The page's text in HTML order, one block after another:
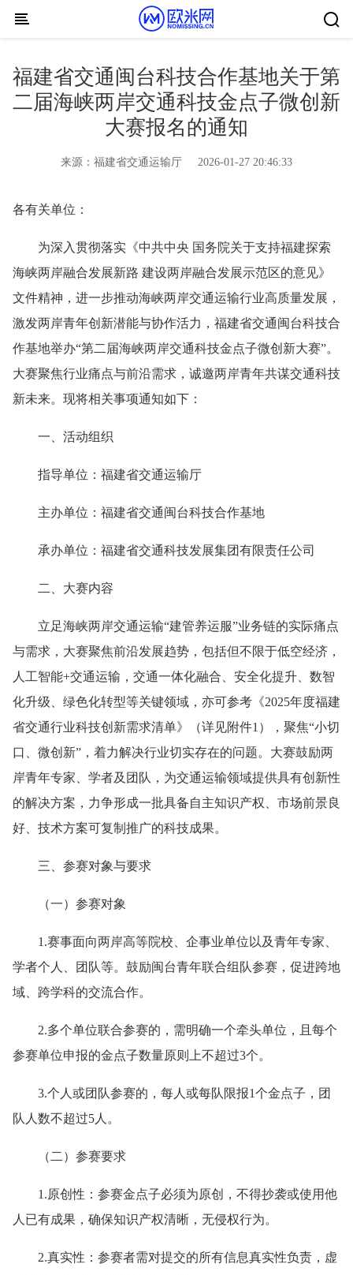
Skip to content
福建省交通闽台科技合作基地关于第
二届海峡两岸交通科技金点子微创新
大赛报名的通知
来源： 福建省交通运输厅 2026-01-27 20:46:33
各有关单位：
为深入贯彻落实《中共中央 国务院关于支持福建探索
海峡两岸融合发展新路 建设两岸融合发展示范区的意见》
文件精神，进一步推动海峡两岸交通运输行业高质量发展，
激发两岸青年创新潜能与协作活力，福建省交通闽台科技合
作基地举办“第二届海峡两岸交通科技金点子微创新大赛”。
大赛聚焦行业痛点与前沿需求，诚邀两岸青年共谋交通科技
新未来。现将相关事项通知如下：
一、活动组织
指导单位：福建省交通运输厅
主办单位：福建省交通闽台科技合作基地
承办单位：福建省交通科技发展集团有限责任公司
二、大赛内容
立足海峡两岸交通运输“建管养运服”业务链的实际痛点
与需求，大赛聚焦前沿发展趋势，包括但不限于低空经济，
人工智能+交通运输，交通一体化融合、安全化提升、数智
化升级、绿色化转型等关键领域，亦可参考《2025年度福建
省交通行业科技创新需求清单》（详见附件1），聚焦“小切
口、微创新”，着力解决行业切实存在的问题。大赛鼓励两
岸青年专家、学者及团队，为交通运输领域提供具有创新性
的解决方案，力争形成一批具备自主知识产权、市场前景良
好、技术方案可复制推广的科技成果。
三、参赛对象与要求
（一）参赛对象
1.赛事面向两岸高等院校、企事业单位以及青年专家、
学者个人、团队等。鼓励闽台青年联合组队参赛，促进跨地
域、跨学科的交流合作。
2.多个单位联合参赛的，需明确一个牵头单位，且每个
参赛单位申报的金点子数量原则上不超过3个。
3.个人或团队参赛的，每人或每队限报1个金点子，团
队人数不超过5人。
（二）参赛要求
1.原创性：参赛金点子必须为原创，不得抄袭或使用他
人已有成果，确保知识产权清晰，无侵权行为。
2.真实性：参赛者需对提交的所有信息真实性负责，虚